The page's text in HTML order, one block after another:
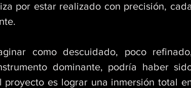
por estar realizado con precisión, cada
dominante, podría haber
es lograr una inmersión total